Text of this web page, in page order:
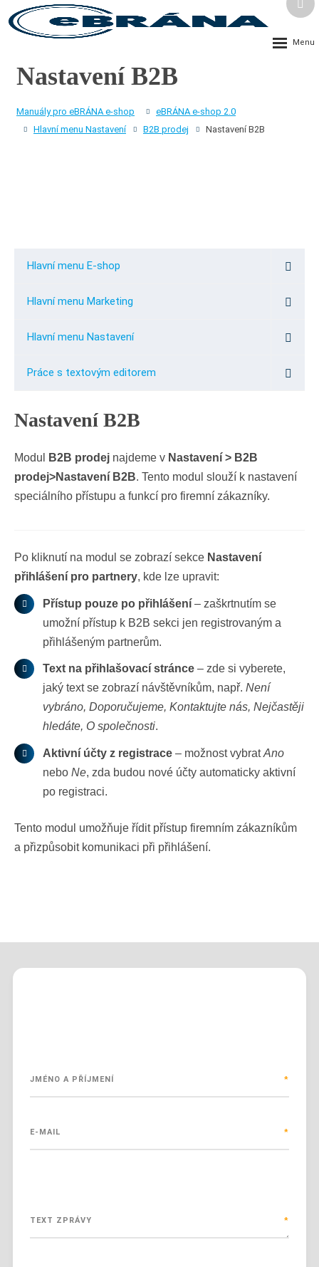
Rozbalení
Nastavení B2B
Manuály pro eBRÁNA e-shop
eBRÁNA e-shop 2.0
Hlavní menu Nastavení
B2B prodej Nastavení B2B
Hlavní menu E-shop
Hlavní menu Marketing
Hlavní menu Nastavení
Práce s textovým editorem
Nastavení B2B
Modul B2B prodej najdeme v Nastavení > B2B
prodej>Nastavení B2B. Tento modul slouží k nastavení
speciálního přístupu a funkcí pro firemní zákazníky.
Po kliknutí na modul se zobrazí sekce Nastavení
přihlášení pro partnery, kde lze upravit:
Přístup pouze po přihlášení – zaškrtnutím se
umožní přístup k B2B sekci jen registrovaným a
přihlášeným partnerům.
Text na přihlašovací stránce – zde si vyberete,
jaký text se zobrazí návštěvníkům, např. Není
vybráno, Doporučujeme, Kontaktujte nás, Nejčastěji
hledáte, O společnosti.
Aktivní účty z registrace – možnost vybratAno
nebo Ne, zda budou nové účty automaticky aktivní
po registraci.
Tento modul umožňuje řídit přístup firemním zákazníkům
a přizpůsobit komunikaci při přihlášení.
JMÉNO A PŘÍJMENÍ *
E-MAIL *
TEXT ZPRÁVY *